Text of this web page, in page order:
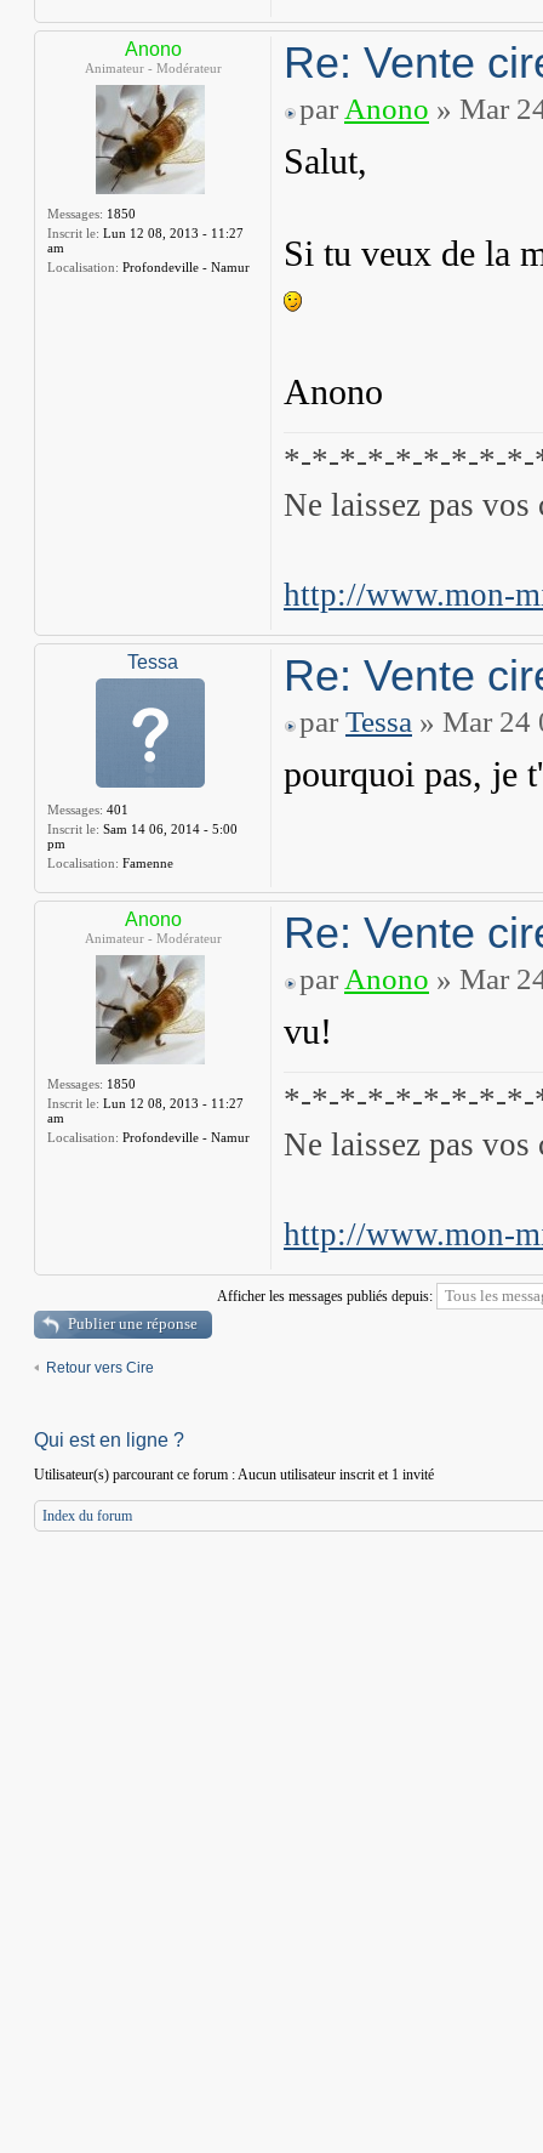
Anono
Animateur - Modérateur
Messages: 1850
Inscrit le: Lun 12 08, 2013 - 11:27
am
Localisation: Profondeville - Namur
Re: Vente
par Anono » Mar
Salut,
Si tu veux de la
Anono
*-*-*-*-*-*-*-*-
Ne laissez pas
http://www.mon-
Tessa
Messages: 401
Inscrit le: Sam 14 06, 2014 - 5:00
pm
Localisation: Famenne
Re: Vente
par Tessa » Mar 24
pourquoi pas, je
Anono
Animateur - Modérateur
Messages: 1850
Inscrit le: Lun 12 08, 2013 - 11:27
am
Localisation: Profondeville - Namur
Re: Vente
par Anono » Mar
vu!
*-*-*-*-*-*-*-*-
Ne laissez pas
http://www.mon-
Afficher les messages publiés depuis:
Publier une réponse
Retour vers Cire
Qui est en ligne ?
Utilisateur(s) parcourant ce forum : Aucun utilisateur inscrit et 1 invité
Index du forum